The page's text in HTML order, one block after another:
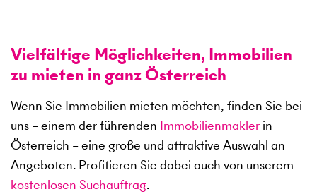
Vielfältige Möglichkeiten, Immobilien
zu mieten in ganz Österreich
Wenn Sie Immobilien mieten möchten, finden Sie bei
uns – einem der führenden Immobilienmakler in
Österreich – eine große und attraktive Auswahl an
Angeboten. Profitieren Sie dabei auch von unserem
kostenlosen Suchauftrag.